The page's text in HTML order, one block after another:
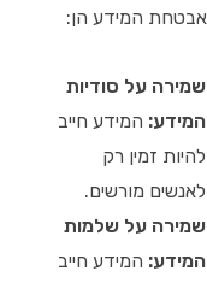
המידע הן:
שמירה על סודיות
המידע: המידע חייב
להיות זמין רק
לאנשים מורשים.
שמירה על שלמות
המידע: המידע חייב